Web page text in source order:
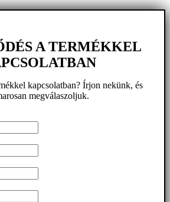
A TERMÉKKEL
kapcsolatban? Írjon nekünk, és
megválaszoljuk.